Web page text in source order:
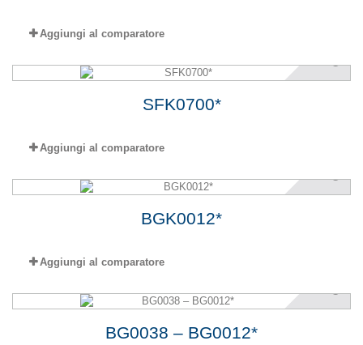
Aggiungi al comparatore
SFK0700*
Aggiungi al comparatore
BGK0012*
Aggiungi al comparatore
BG0038 – BG0012*